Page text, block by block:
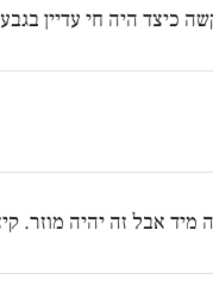
כיצד היה חי עדיין
מיד אבל זה יהיה מוזר.